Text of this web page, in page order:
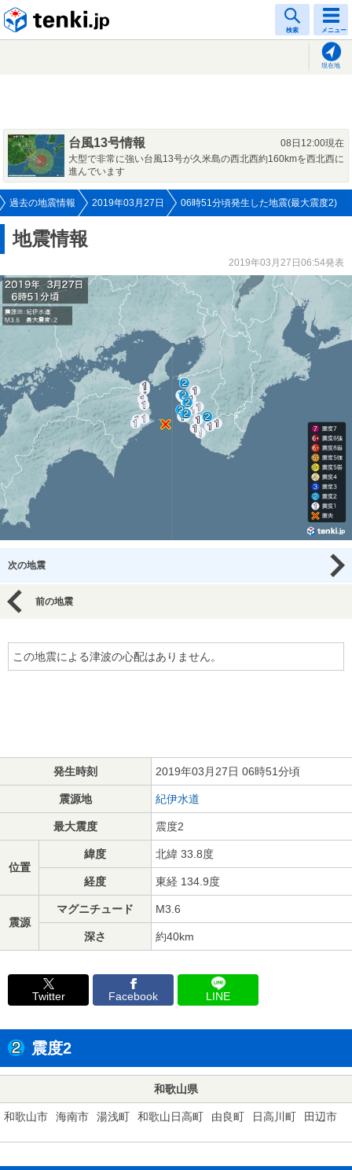
検索 メニュー
現在地
台風13号情報
08日12:00現在
大型で非常に強い台風13号が久米島の西北西約160kmを西北西に
進んでいます
過去の地震情報 2019年03月27日 06時51分頃発生した地震(最大震度2)
地震情報
2019年03月27日06:54発表
次の地震
前の地震
この地震による津波の心配はありません。
発生時刻 2019年03月27日 06時51分頃
震源地 紀伊水道
最大震度 震度2
位置
緯度 北緯 33.8度
経度 東経 134.9度
震源
マグニチュード M3.6
深さ 約40km
Twitter Facebook LINE
震度2
和歌山県
和歌山市 海南市 湯浅町 和歌山日高町 由良町 日高川町 田辺市